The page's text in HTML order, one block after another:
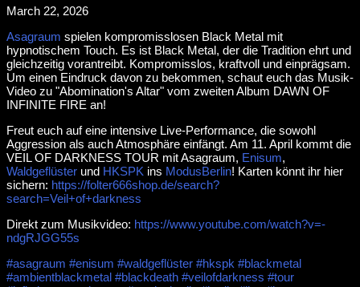
March 22, 2026
Asagraum spielen kompromisslosen Black Metal mit
hypnotischem Touch. Es ist Black Metal, der die Tradition ehrt und
gleichzeitig vorantreibt. Kompromisslos, kraftvoll und einprägsam.
Um einen Eindruck davon zu bekommen, schaut euch das Musik-
Video zu "Abomination's Altar" vom zweiten Album DAWN OF
INFINITE FIRE an!
Freut euch auf eine intensive Live-Performance, die sowohl
Aggression als auch Atmosphäre einfängt. Am 11. April kommt die
VEIL OF DARKNESS TOUR mit Asagraum, Enisum,
Waldgeflüster und HKSPK ins ModusBerlin! Karten könnt ihr hier
sichern: https://folter666shop.de/search?
search=Veil+of+darkness
Direkt zum Musikvideo: https://www.youtube.com/watch?v=-
ndgRJGG55s
#asagraum #enisum #waldgeflüster #hkspk #blackmetal
#ambientblackmetal #blackdeath #veilofdarkness #tour